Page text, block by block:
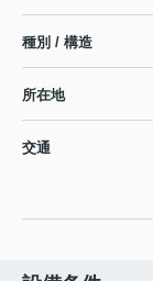
種別 / 構造
所在地
交通